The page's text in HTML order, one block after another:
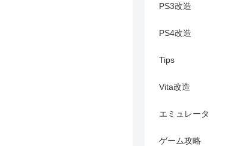
PS3改造
PS4改造
Tips
Vita改造
エミュレータ
ゲーム攻略